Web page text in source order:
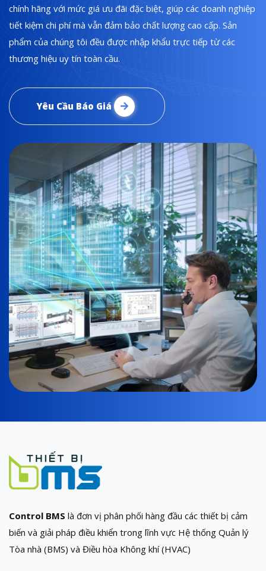
chính hãng với mức giá ưu đãi đặc biệt, giúp các doanh nghiệp
tiết kiệm chi phí mà vẫn đảm bảo chất lượng cao cấp. Sản
phẩm của chúng tôi đều được nhập khẩu trực tiếp từ các
thương hiệu uy tín toàn cầu.
Yêu Cầu Báo Giá
Control BMS là đơn vị phân phối hàng đầu các thiết bị cảm
biến và giải pháp điều khiển trong lĩnh vực Hệ thống Quản lý
Tòa nhà (BMS) và Điều hòa Không khí (HVAC)